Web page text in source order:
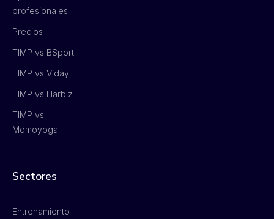
profesionales
Precios
TIMP vs BSport
TIMP vs Viday
TIMP vs Harbiz
TIMP vs
Momoyoga
Sectores
Entrenamiento